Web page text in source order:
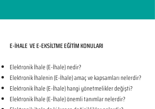
E-İHALE VE E-EKSİLTME EĞİTİM KONULARI​
Elektronik İhale (E-İhale) nedir?
Elektronik İhalenin (E-İhale) amaç ve kapsamları nelerdir?
Elektronik İhale (E-İhale) hangi yönetmelikler değişti?
Elektronik İhale (E-İhale) önemli tanımlar nelerdir?